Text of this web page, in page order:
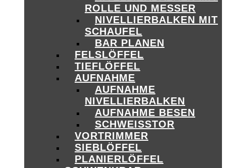
ROLLE UND MESSER
NIVELLIERBALKEN MIT
SCHAUFEL
BAR PLANEN
FELSLÖFFEL
TIEFLÖFFEL
AUFNAHME
AUFNAHME
NIVELLIERBALKEN
AUFNAHME BESEN
SCHWEISSTOR
VORTRIMMER
SIEBLÖFFEL
PLANIERLÖFFEL